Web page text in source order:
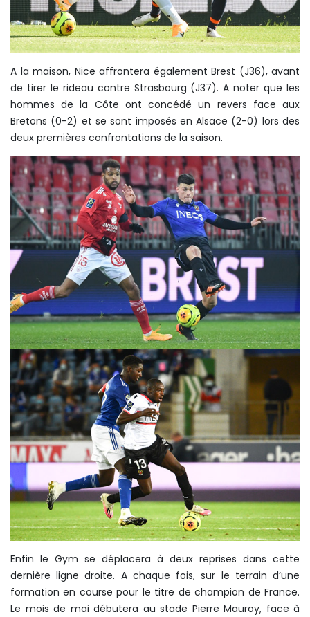
A la maison, Nice affrontera également Brest (J36), avant
de tirer le rideau contre Strasbourg (J37). A noter que les
hommes de la Côte ont concédé un revers face aux
Bretons (0-2) et se sont imposés en Alsace (2-0) lors des
deux premières confrontations de la saison.
Enfin le Gym se déplacera à deux reprises dans cette
dernière ligne droite. A chaque fois, sur le terrain d’une
formation en course pour le titre de champion de France.
Le mois de mai débutera au stade Pierre Mauroy, face à